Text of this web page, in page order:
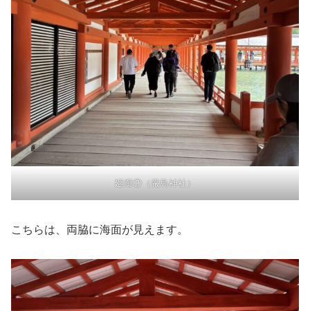
廻廊②（厳島神社）
こちらは、両脇に海面が見えます。